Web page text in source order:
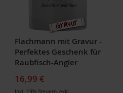
Flachmann mit Gravur -
Perfektes Geschenk für
Raubfisch-Angler
16,99 €